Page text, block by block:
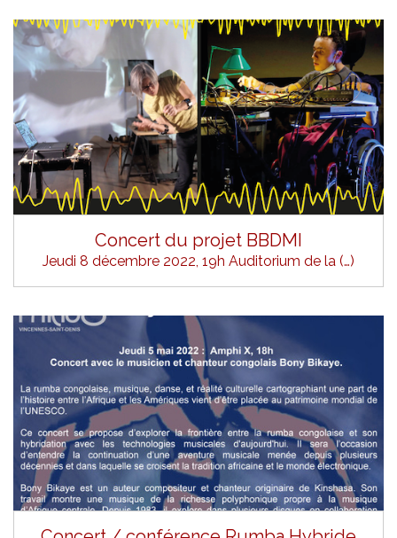
Concert du projet BBDMI
Jeudi 8 décembre 2022, 19h Auditorium de la (…)